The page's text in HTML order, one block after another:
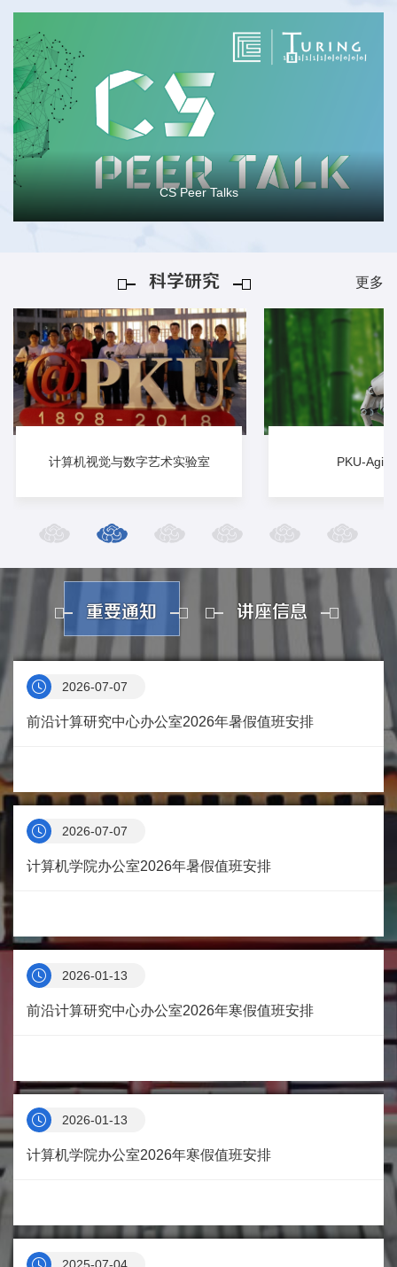
CS Peer Talks
图灵导师
John Hopcroft 基金
科研轮转
科学研究 更多
计算机视觉与数字艺术实验室 PKU-
重要通知 讲座信息
2026-07-07
前沿计算研究中心办公室2026年暑假值班安排
2026-07-07
计算机学院办公室2026年暑假值班安排
2026-01-13
前沿计算研究中心办公室2026年寒假值班安排
2026-01-13
计算机学院办公室2026年寒假值班安排